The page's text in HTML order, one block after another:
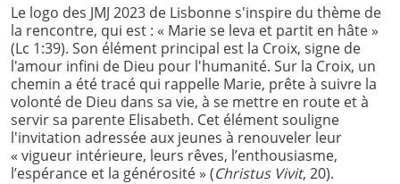
Le logo des JMJ 2023 de Lisbonne s'inspire du thème de
la rencontre, qui est : « Marie se leva et partit en hâte »
(Lc 1:39). Son élément principal est la Croix, signe de
l'amour infini de Dieu pour l'humanité. Sur la Croix, un
chemin a été tracé qui rappelle Marie, prête à suivre la
volonté de Dieu dans sa vie, à se mettre en route et à
servir sa parente Elisabeth. Cet élément souligne
l'invitation adressée aux jeunes à renouveler leur
« vigueur intérieure, leurs rêves, l’enthousiasme,
l’espérance et la générosité » (Christus Vivit, 20).